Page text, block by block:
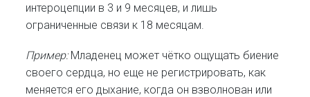
интероцепции в 3 и 9 месяцев, и лишь
ограниченные связи к 18 месяцам.
Пример:Младенец может чётко ощущать биение
своего сердца, но еще не регистрировать, как
меняется его дыхание, когда он взволнован или